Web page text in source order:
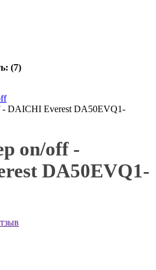
(7)
DAICHI Everest DA50EVQ1-
on/off -
DA50EVQ1-